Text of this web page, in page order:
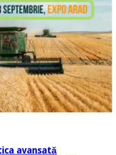
avansată